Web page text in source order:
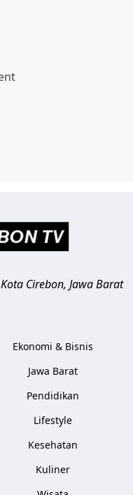
Kota Cirebon, Jawa Barat
Ekonomi & Bisnis
Jawa Barat
Pendidikan
Lifestyle
Kesehatan
Kuliner